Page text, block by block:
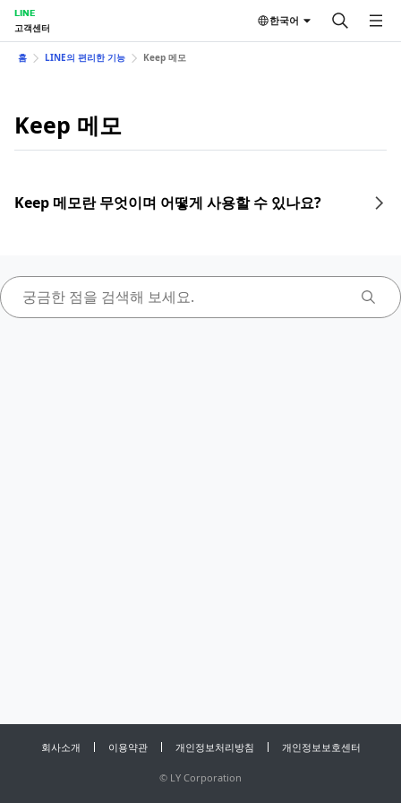
LINE
고객센터
한국어
홈 LINE의 편리한 기능 Keep 메모
Keep 메모
Keep 메모란 무엇이며 어떻게 사용할 수 있나요?
회사소개 이용약관 개인정보처리방침 개인정보보호센터
© LY Corporation